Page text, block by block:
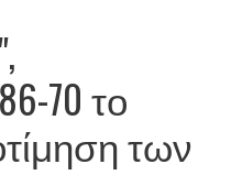
70 το
των